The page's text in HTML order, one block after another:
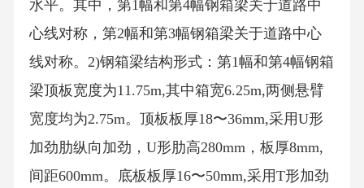
水平。其中，第1幅和第4幅钢箱梁关于道路中
心线对称，第2幅和第3幅钢箱梁关于道路中心
线对称。2)钢箱梁结构形式：第1幅和第4幅钢箱
梁顶板宽度为11.75m,其中箱宽6.25m,两侧悬臂
宽度均为2.75m。顶板板厚18〜36mm,采用U形
加劲肋纵向加劲，U形肋高280mm，板厚8mm,
间距600mm。底板板厚16〜50mm,采用T形加劲